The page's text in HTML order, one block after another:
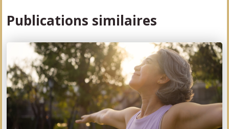
Publications similaires